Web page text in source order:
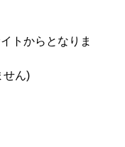
トからとなりま
せん)